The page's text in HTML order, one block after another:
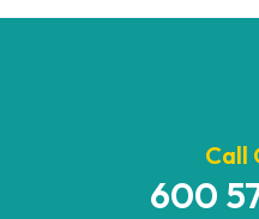
Call
600